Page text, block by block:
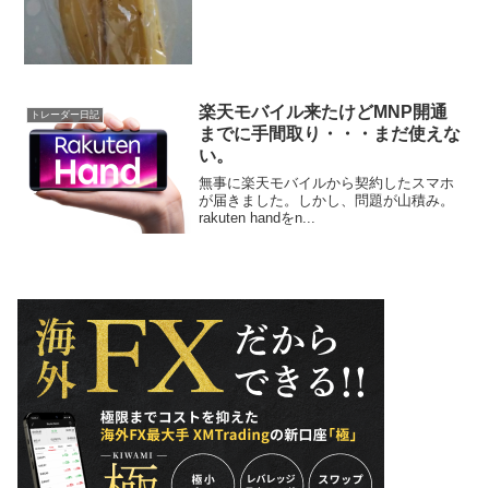
トレーダー日記
楽天モバイル来たけどMNP開通
までに手間取り・・・まだ使えな
い。
無事に楽天モバイルから契約したスマホ
が届きました。しかし、問題が山積み。
rakuten handをn...